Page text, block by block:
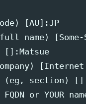
code)
name)
[]:Matsue
(eg,
FQDN or